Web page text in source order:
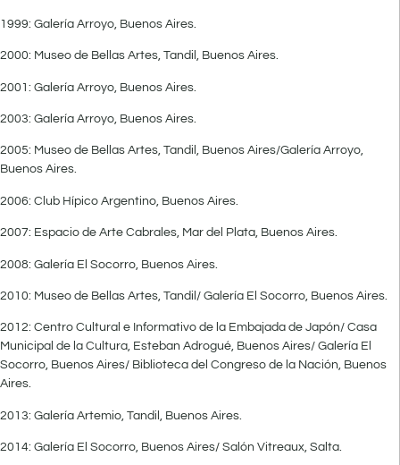
1999: Galería Arroyo, Buenos Aires.
2000: Museo de Bellas Artes, Tandil, Buenos Aires.
2001: Galería Arroyo, Buenos Aires.
2003: Galería Arroyo, Buenos Aires.
2005: Museo de Bellas Artes, Tandil, Buenos Aires/Galería Arroyo,
Buenos Aires.
2006: Club Hípico Argentino, Buenos Aires.
2007: Espacio de Arte Cabrales, Mar del Plata, Buenos Aires.
2008: Galería El Socorro, Buenos Aires.
2010: Museo de Bellas Artes, Tandil/ Galería El Socorro, Buenos Aires.
2012: Centro Cultural e Informativo de la Embajada de Japón/ Casa
Municipal de la Cultura, Esteban Adrogué, Buenos Aires/ Galería El
Socorro, Buenos Aires/ Biblioteca del Congreso de la Nación, Buenos
Aires.
2013: Galería Artemio, Tandil, Buenos Aires.
2014: Galería El Socorro, Buenos Aires/ Salón Vitreaux, Salta.